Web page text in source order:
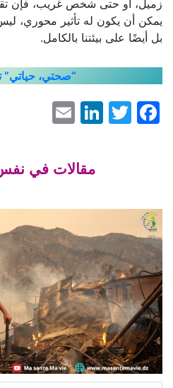
زميل، أو حتى شخص غريب، فإن
يمكن أن يكون له تأثير محوري،
بل أيضًا على بيئتنا بالكامل.
“صحتي،
Facebook
Twitter
LinkedIn
مقالات في